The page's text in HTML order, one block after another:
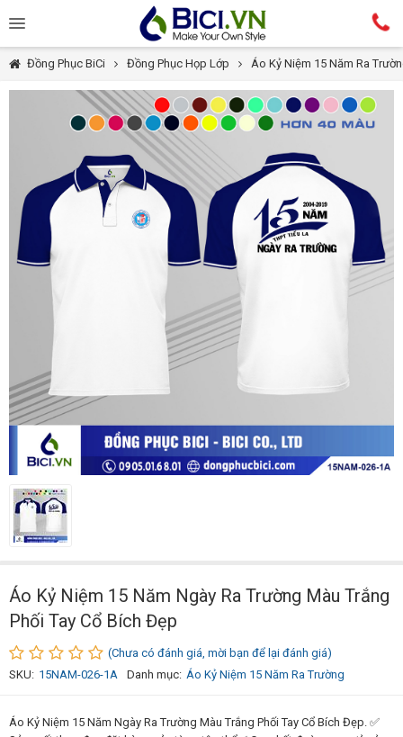
Đồng Phục BiCi Đồng Phục Họp Lớp Áo Kỷ Niệm 15 Năm Ra
Áo Kỷ Niệm 15 Năm Ngày Ra Trường Màu Trắng
Phối Tay Cổ Bích Đẹp
(Chưa có đánh giá, mời bạn để lại đánh giá)
SKU: 15NAM-026-1A Danh mục: Áo Kỷ Niệm 15 Năm Ra Trường
Áo Kỷ Niệm 15 Năm Ngày Ra Trường Màu Trắng Phối Tay Cổ Bích Đẹp. ✅